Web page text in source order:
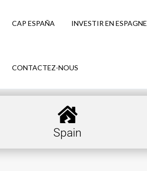
CAP ESPAÑA INVESTIR EN ESPAGNE
CONTACTEZ-NOUS
Spain